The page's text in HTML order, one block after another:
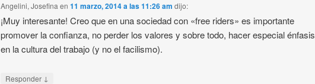
Angelini, Josefinaen11 marzo, 2014 a las 11:26 am dijo:
¡Muy interesante! Creo que en una sociedad con «free riders» es importante
promover la confianza, no perder los valores y sobre todo, hacer especial énfasis
en la cultura del trabajo (y no el facilismo).
Responder ↓